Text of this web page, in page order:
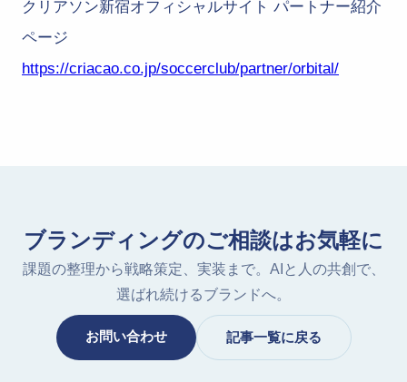
クリアソン新宿オフィシャルサイト パートナー紹介
ページ
https://criacao.co.jp/soccerclub/partner/orbital/
ブランディングのご相談はお気軽に
課題の整理から戦略策定、実装まで。AIと人の共創で、
選ばれ続けるブランドへ。
お問い合わせ 記事一覧に戻る